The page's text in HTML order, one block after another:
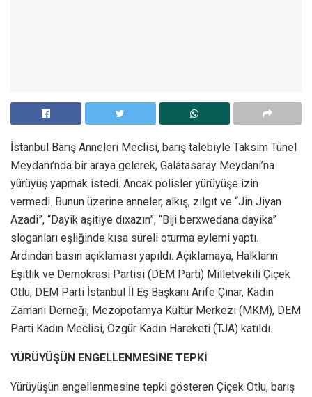
İstanbul Barış Anneleri Meclisi, barış talebiyle Taksim Tünel
Meydanı’nda bir araya gelerek, Galatasaray Meydanı’na
yürüyüş yapmak istedi. Ancak polisler yürüyüşe izin
vermedi. Bunun üzerine anneler, alkış, zılgıt ve “Jin Jiyan
Azadi”, “Dayik aşitiye dıxazın”, “Biji berxwedana dayika”
sloganları eşliğinde kısa süreli oturma eylemi yaptı.
Ardından basın açıklaması yapıldı. Açıklamaya, Halkların
Eşitlik ve Demokrasi Partisi (DEM Parti) Milletvekili Çiçek
Otlu, DEM Parti İstanbul İl Eş Başkanı Arife Çınar, Kadın
Zamanı Derneği, Mezopotamya Kültür Merkezi (MKM), DEM
Parti Kadın Meclisi, Özgür Kadın Hareketi (TJA) katıldı.
YÜRÜYÜŞÜN ENGELLENMESİNE TEPKİ
Yürüyüşün engellenmesine tepki gösteren Çiçek Otlu, barış